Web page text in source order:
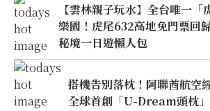
【雲林親子玩水】全台唯一
樂園！虎尾632高地免門票回
秘境一日遊懶人包
搭機告別落枕！阿聯酋航空
全球首創「U-Dream頭枕